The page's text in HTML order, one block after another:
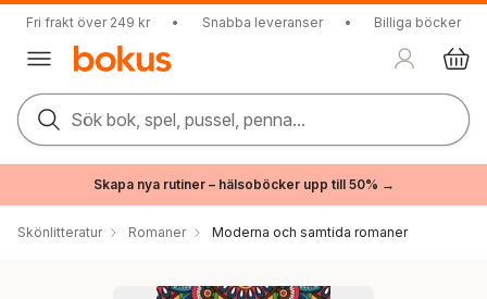
Fri frakt över 249 kr • Snabba leveranser • Billiga böcker
Sök bok, spel, pussel, penna...
Skapa nya rutiner – hälsoböcker upp till 50% →
Skönlitteratur Romaner Moderna och samtida romaner